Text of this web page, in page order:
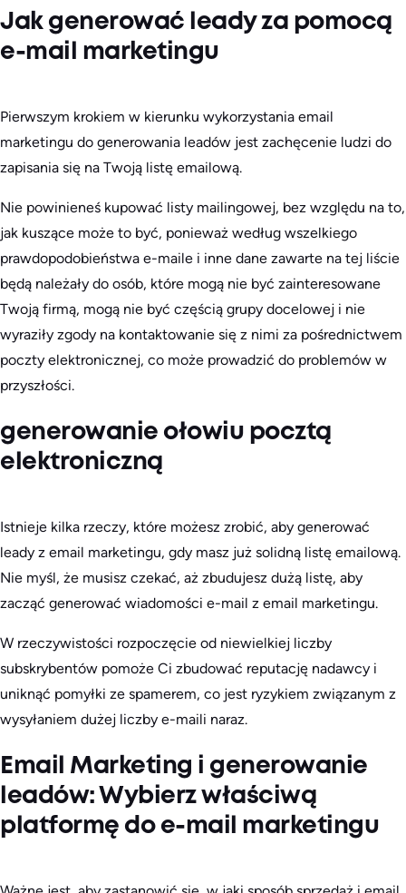
Jak generować leady za pomocą
e-mail marketingu
Pierwszym krokiem w kierunku wykorzystania email
marketingu do generowania leadów jest zachęcenie ludzi do
zapisania się na Twoją listę emailową.
Nie powinieneś kupować listy mailingowej, bez względu na to,
jak kuszące może to być, ponieważ według wszelkiego
prawdopodobieństwa e-maile i inne dane zawarte na tej liście
będą należały do osób, które mogą nie być zainteresowane
Twoją firmą, mogą nie być częścią grupy docelowej i nie
wyraziły zgody na kontaktowanie się z nimi za pośrednictwem
poczty elektronicznej, co może prowadzić do problemów w
przyszłości.
generowanie ołowiu pocztą
elektroniczną
Istnieje kilka rzeczy, które możesz zrobić, aby generować
leady z email marketingu, gdy masz już solidną listę emailową.
Nie myśl, że musisz czekać, aż zbudujesz dużą listę, aby
zacząć generować wiadomości e-mail z email marketingu.
W rzeczywistości rozpoczęcie od niewielkiej liczby
subskrybentów pomoże Ci zbudować reputację nadawcy i
uniknąć pomyłki ze spamerem, co jest ryzykiem związanym z
wysyłaniem dużej liczby e-maili naraz.
Email Marketing i generowanie
leadów: Wybierz właściwą
platformę do e-mail marketingu